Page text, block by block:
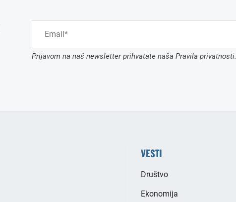
Prijavom na naš newsletter prihvatate naša Pravila privatnosti.
VESTI
Društvo
Ekonomija